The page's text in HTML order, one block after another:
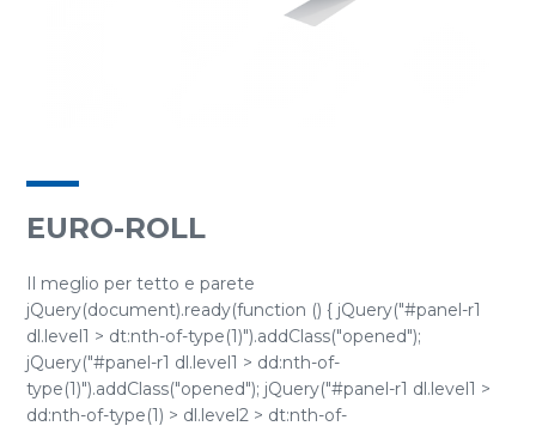
EURO-ROLL
Il meglio per tetto e parete
jQuery(document).ready(function () { jQuery("#panel-r1
dl.level1 > dt:nth-of-type(1)").addClass("opened");
jQuery("#panel-r1 dl.level1 > dd:nth-of-
type(1)").addClass("opened"); jQuery("#panel-r1 dl.level1 >
dd:nth-of-type(1) > dl.level2 > dt:nth-of-